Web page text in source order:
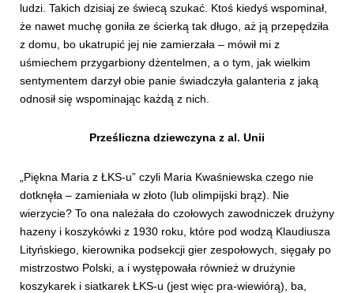
ludzi. Takich dzisiaj ze świecą szukać. Ktoś kiedyś wspominał,
że nawet muchę goniła ze ścierką tak długo, aż ją przepędziła
z domu, bo ukatrupić jej nie zamierzała – mówił mi z
uśmiechem przygarbiony dżentelmen, a o tym, jak wielkim
sentymentem darzył obie panie świadczyła galanteria z jaką
odnosił się wspominając każdą z nich.
Prześliczna dziewczyna z al. Unii
„Piękna Maria z ŁKS-u” czyli Maria Kwaśniewska czego nie
dotknęła – zamieniała w złoto (lub olimpijski brąz). Nie
wierzycie? To ona należała do czołowych zawodniczek drużyny
hazeny i koszykówki z 1930 roku, które pod wodzą Klaudiusza
Lityńskiego, kierownika podsekcji gier zespołowych, sięgały po
mistrzostwo Polski, a i występowała również w drużynie
koszykarek i siatkarek ŁKS-u (jest więc pra-wiewiórą), ba,